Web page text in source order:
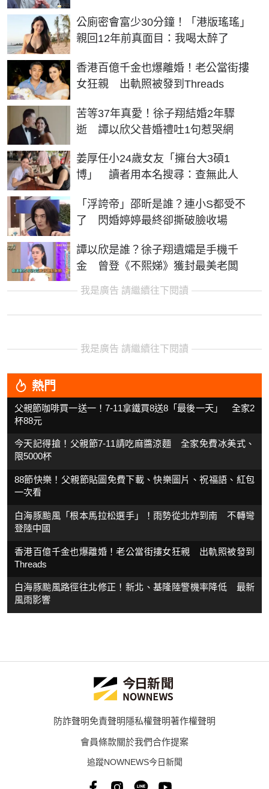
公廁密會富少30分鐘！「港版瑤瑤」
親回12年前真面目：我喝太醉了
香港百億千金也爆離婚！老公當街摟
女狂親 出軌照被發到Threads
苦等37年真愛！徐子翔結婚2年驟
逝 譚以欣父昔婚禮吐1句惹哭網
姜厚任小24歲女友「擁台大3碩1
博」 讀者用本名搜尋：查無此人
「浮誇帝」邵昕是誰？連小S都受不
了 閃婚婷婷最終卻撕破臉收場
譚以欣是誰？徐子翔遺孀是手機千
金 曾登《不熙娣》獲封最美老闆
我是廣告 請繼續往下閱讀
我是廣告 請繼續往下閱讀
熱門
父親節咖啡買一送一！7-11拿鐵買8送8「最後一天」 全家2
杯88元
今天記得搶！父親節7-11請吃麻醬涼麵 全家免費冰美式、
限5000杯
88節快樂！父親節貼圖免費下載、快樂圖片、祝福語、紅包
一次看
白海豚颱風「根本馬拉松選手」！雨勢從北炸到南 不轉彎
登陸中國
香港百億千金也爆離婚！老公當街摟女狂親 出軌照被發到
Threads
白海豚颱風路徑往北修正！新北、基隆陸警機率降低 最新
風雨影響
防詐聲明免責聲明隱私權聲明著作權聲明
會員條款關於我們合作提案
追蹤NOWNEWS今日新聞